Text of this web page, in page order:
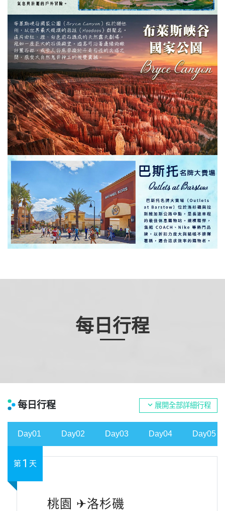
每日行程
每日行程 expand_more 展開全部詳細行程
Day01 Day02 Day03 Day04 Day05
第1 天
桃園 ✈洛杉磯